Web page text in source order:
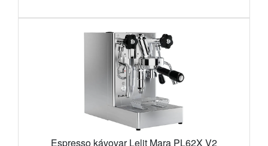
Espresso kávovar Lelit Mara PL62X V2